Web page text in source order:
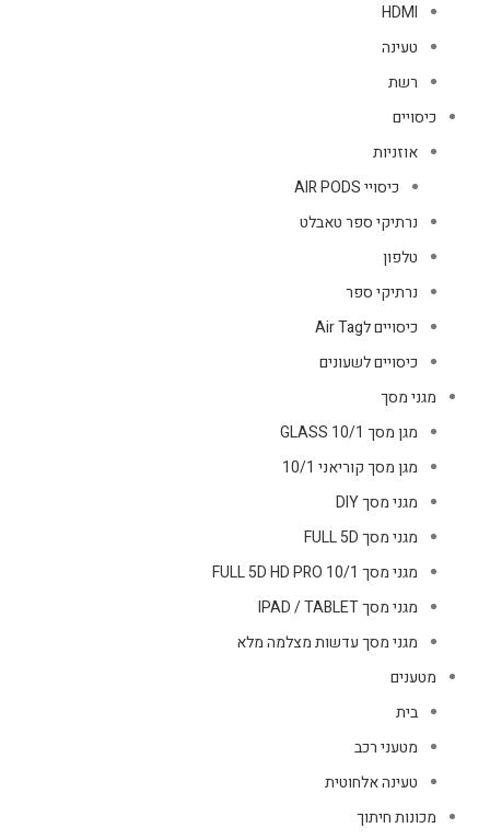
HDMI
טעינה
רשת
כיסויים
אוזניות
כיסויי AIR PODS
נרתיקי ספר טאבלט
טלפון
נרתיקי ספר
כיסויים לAir Tag
כיסויים לשעונים
מגני מסך
מגן מסך GLASS 10/1
מגן מסך קוריאני 10/1
מגני מסך DIY
מגני מסך FULL 5D
מגני מסך FULL 5D HD PRO 10/1
מגני מסך IPAD / TABLET
מגני מסך עדשות מצלמה מלא
מטענים
בית
מטעני רכב
טעינה אלחוטית
מכונות חיתוך